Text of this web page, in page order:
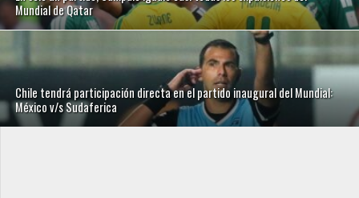
Mundial de Qatar
Chile tendrá participación directa en el partido inaugural del Mundial:
México v/s Sudaferica